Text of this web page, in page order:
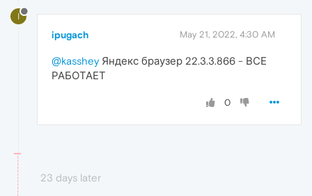
I
ipugach May 21, 2022, 4:30 AM
@kassheyЯндекс браузер 22.3.3.866 - ВСЕ
РАБОТАЕТ
0
23 days later